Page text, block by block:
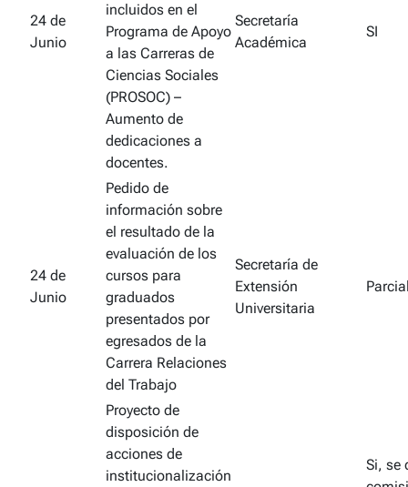
24 de
Junio
incluidos en el
Programa de Apoyo
a las Carreras de
Ciencias Sociales
(PROSOC) –
Aumento de
dedicaciones a
docentes.
Secretaría
Académica
SI
24 de
Junio
Pedido de
información sobre
el resultado de la
evaluación de los
cursos para
graduados
presentados por
egresados de la
Carrera Relaciones
del Trabajo
Secretaría de
Extensión
Universitaria
Proyecto de
disposición de
acciones de
institucionalización
Si, se